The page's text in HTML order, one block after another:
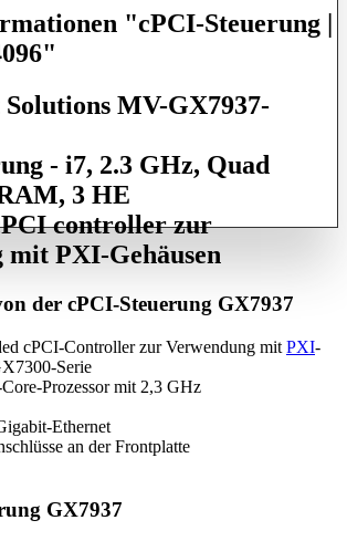
"cPCI-Steuerung |
MV-GX7937-
- i7, 2.3 GHz, Quad
3 HE
controller zur
mit PXI-Gehäusen
der cPCI-Steuerung GX7937
cPCI-Controller zur Verwendung mit PXI-
Serie
Prozessor mit 2,3 GHz
Ethernet
an der Frontplatte
GX7937